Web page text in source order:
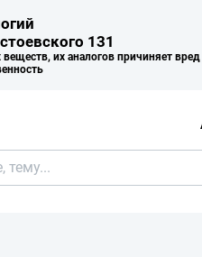
131
их аналогов причиняет